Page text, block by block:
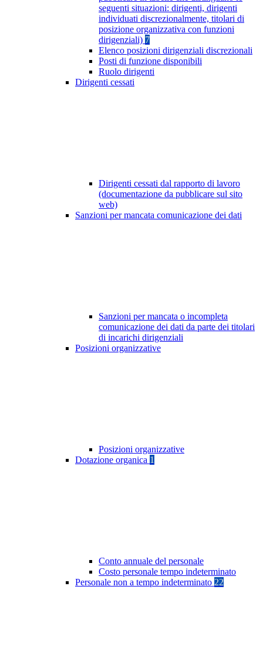
seguenti situazioni: dirigenti, dirigenti
individuati discrezionalmente, titolari di
posizione organizzativa con funzioni
dirigenziali) 7
Elenco posizioni dirigenziali discrezionali
Posti di funzione disponibili
Ruolo dirigenti
Dirigenti cessati
Dirigenti cessati dal rapporto di lavoro
(documentazione da pubblicare sul sito
web)
Sanzioni per mancata comunicazione dei dati
Sanzioni per mancata o incompleta
comunicazione dei dati da parte dei titolari
di incarichi dirigenziali
Posizioni organizzative
Posizioni organizzative
Dotazione organica 1
Conto annuale del personale
Costo personale tempo indeterminato
Personale non a tempo indeterminato 22